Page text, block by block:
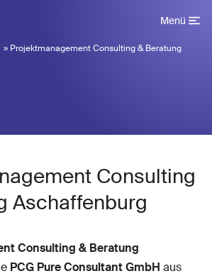
Menü
» Projektmanagement Consulting & Beratung
Consulting
Aschaffenburg
Consulting & Beratung
PCG Pure Consultant GmbH aus